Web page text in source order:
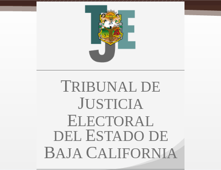
TRIBUNAL DE
JUSTICIA
ELECTORAL
DEL ESTADO DE
BAJA CALIFORNIA